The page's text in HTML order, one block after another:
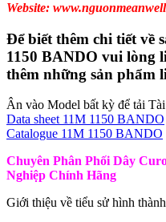
Website:
Để biết thêm chi tiết về
1150 BANDO vui lòng
thêm những sản phẩm
Ân vào Model bất kỳ để tải
Data sheet 11M 1150 BANDO
Catalogue 11M 1150 BANDO
Chuyên Phân Phối Dây
Nghiệp Chính Hãng
Giới thiệu về tiểu sử hình